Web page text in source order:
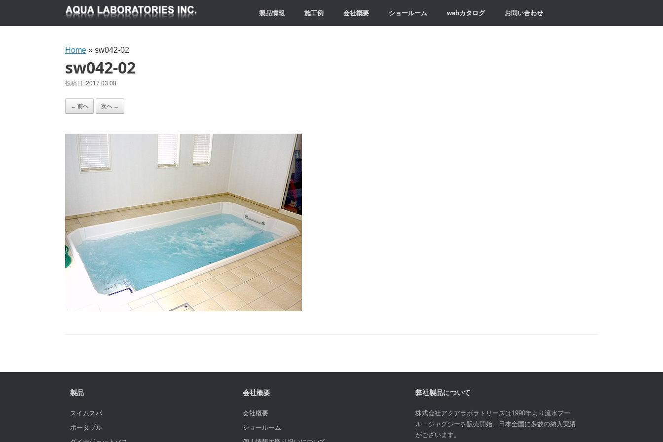
製品情報 施工例 会社概要 ショールーム webカタログ お問い合わせ
Home » sw042-02
sw042-02
投稿日: 2017.03.08
← 前へ 次へ →
製品
スイムスパ
ポータブル
会社概要
会社概要
ショールーム
弊社製品について
株式会社アクアラボラトリーズは1990年より流水プー
ル・ジャグジーを販売開始、日本全国に多数の納入実績
がございます。